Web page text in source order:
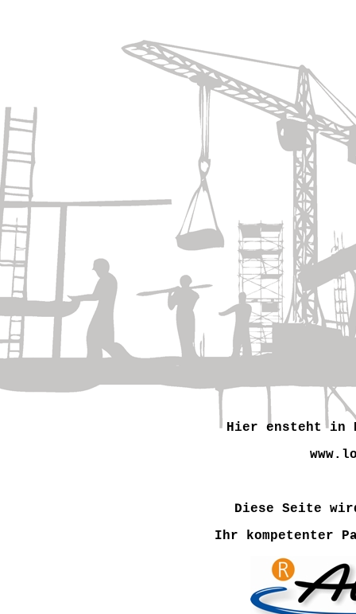
Hier ensteht in
Diese Seite
Ihr kompetenter